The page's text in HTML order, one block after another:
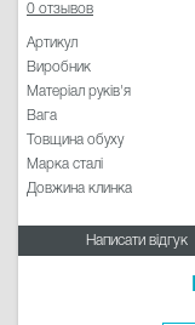
0 отзывов
Артикул
Виробник
Матеріал руків'я
Вага
Товщина обуху
Марка сталі
Довжина клинка
Написати відгук